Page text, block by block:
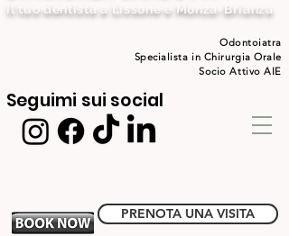
Odontoiatra
Specialista in Chirurgia Orale
Socio Attivo AIE
il tuo dentista a Lissone e Monza-Brianza
Seguimi sui social
PRENOTA UNA VISITA